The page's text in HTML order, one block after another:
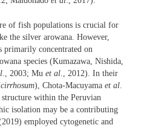
of fish populations is crucial for
the silver arowana. However,
primarily concentrated on
species (Kumazawa, Nishida,
., 2003; Mu et al ., 2012). In their
), Chota-Macuyama et al
within the Peruvian
isolation may be a contributing
(2019) employed cytogenetic and